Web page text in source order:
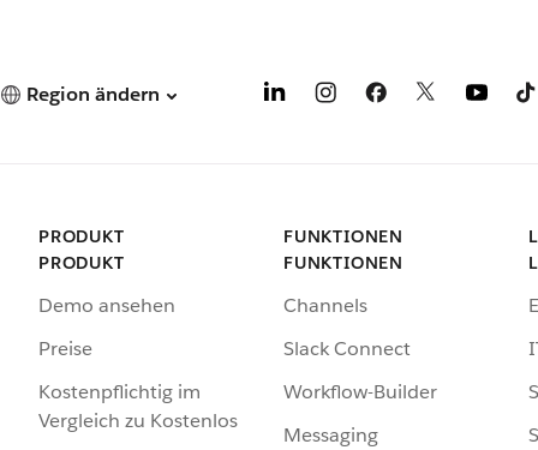
Region ändern
PRODUKT
PRODUKT
Demo ansehen
Preise
Kostenpflichtig im
Vergleich zu Kostenlos
FUNKTIONEN
FUNKTIONEN
Channels
Slack Connect
Workflow-Builder
Messaging